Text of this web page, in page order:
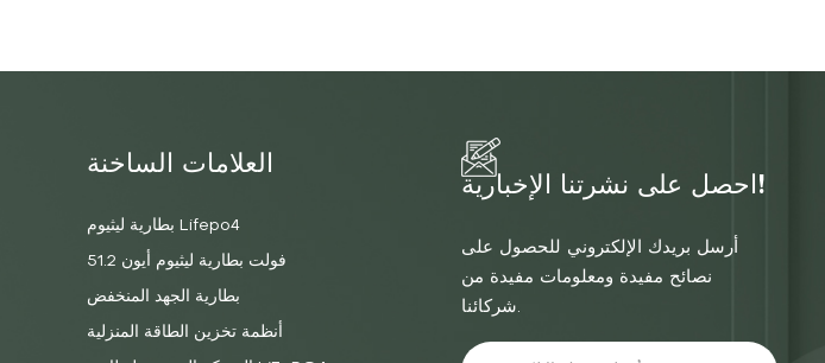
العلامات الساخنة
بطارية ليثيوم Lifepo4
51.2 فولت بطارية ليثيوم أيون
بطارية الجهد المنخفض
أنظمة تخزين الطاقة المنزلية
احصل على نشرتنا الإخبارية!
أرسل بريدك الإلكتروني للحصول على
نصائح مفيدة ومعلومات مفيدة من
شركائنا.